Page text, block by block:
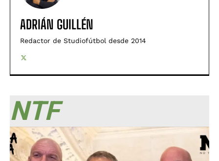
ADRIÁN GUILLÉN
Redactor de Studiofútbol desde 2014
NTF